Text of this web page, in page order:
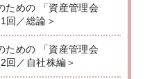
ための 「資産管理会
回／総論＞
ための 「資産管理会
回／自社株編＞